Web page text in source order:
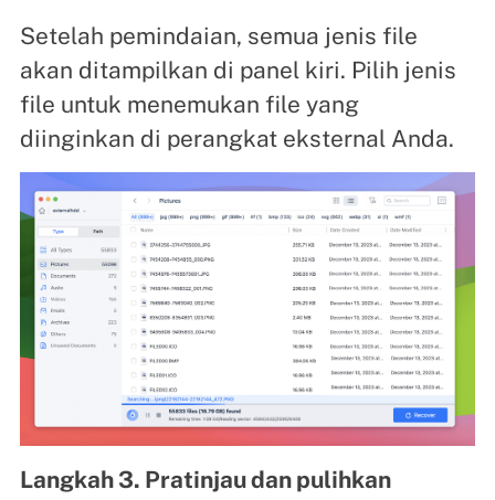
Setelah pemindaian, semua jenis file
akan ditampilkan di panel kiri. Pilih jenis
file untuk menemukan file yang
diinginkan di perangkat eksternal Anda.
Langkah 3. Pratinjau dan pulihkan